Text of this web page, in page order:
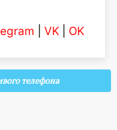
VK OK
телефона